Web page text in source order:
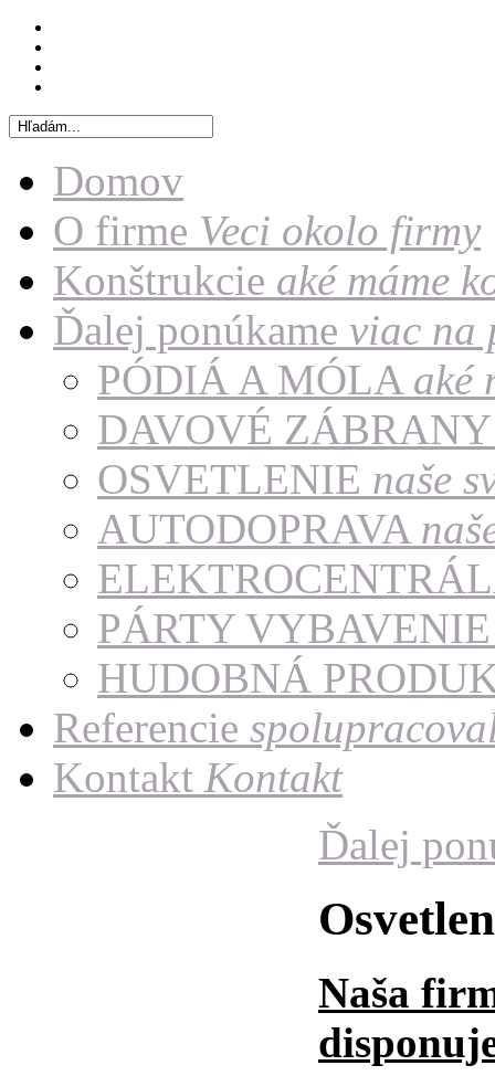
Domov
O firme Veci okolo firmy
Konštrukcie aké máme
Ďalej ponúkame viac na
PÓDIÁ A MÓLA aké
DAVOVÉ
OSVETLENIE naše
AUTODOPRAVA
PÁRTY
HUDOBNÁ
Referencie
Kontakt Kontakt
Ďalej
Naša